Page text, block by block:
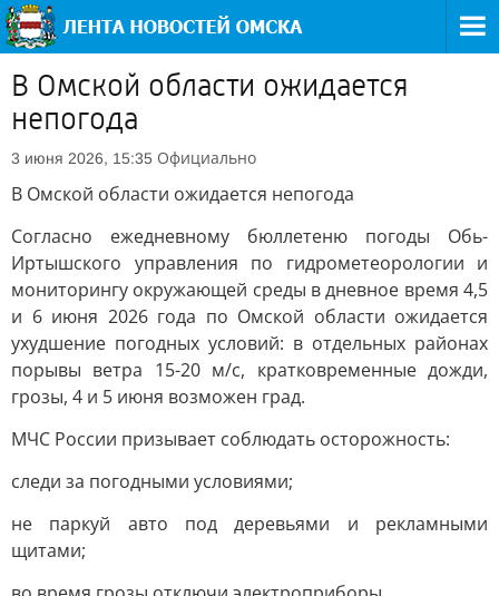
В Омской области ожидается
непогода
3 июня 2026, 15:35 Официально
В Омской области ожидается непогода
Согласно ежедневному бюллетеню погоды Обь-
Иртышского управления по гидрометеорологии и
мониторингу окружающей среды в дневное время 4,5
и 6 июня 2026 года по Омской области ожидается
ухудшение погодных условий: в отдельных районах
порывы ветра 15-20 м/с, кратковременные дожди,
грозы, 4 и 5 июня возможен град.
МЧС России призывает соблюдать осторожность:
следи за погодными условиями;
не паркуй авто под деревьями и рекламными
щитами;